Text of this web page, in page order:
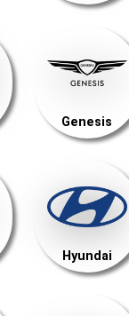
Genesis
Hyundai